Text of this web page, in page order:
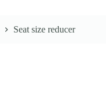
Seat size reducer